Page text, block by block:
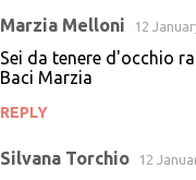
Marzia Melloni 12
Sei da tenere d'occhio
Baci Marzia
REPLY
Silvana Torchio 12